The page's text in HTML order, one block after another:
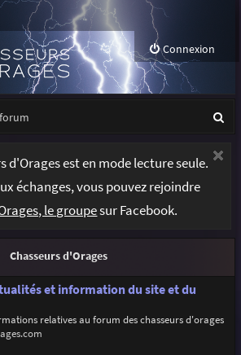
Connexion
r
d'Orages est en mode lecture seule.
échanges, vous pouvez rejoindre
le groupesur Facebook.
Chasseurs d'Orages
et information du site et du
relatives au forum des chasseurs d'orages